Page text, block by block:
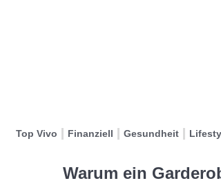
Top Vivo Finanziell Gesundheit
Warum ein